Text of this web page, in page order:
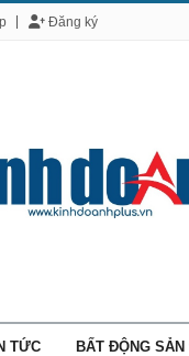
Đăng ký
TỨC BẤT ĐỘNG SẢN